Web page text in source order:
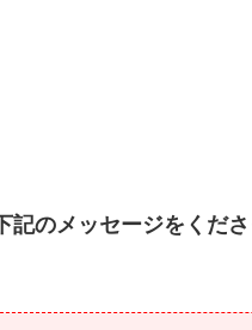
のメッセージをくだ